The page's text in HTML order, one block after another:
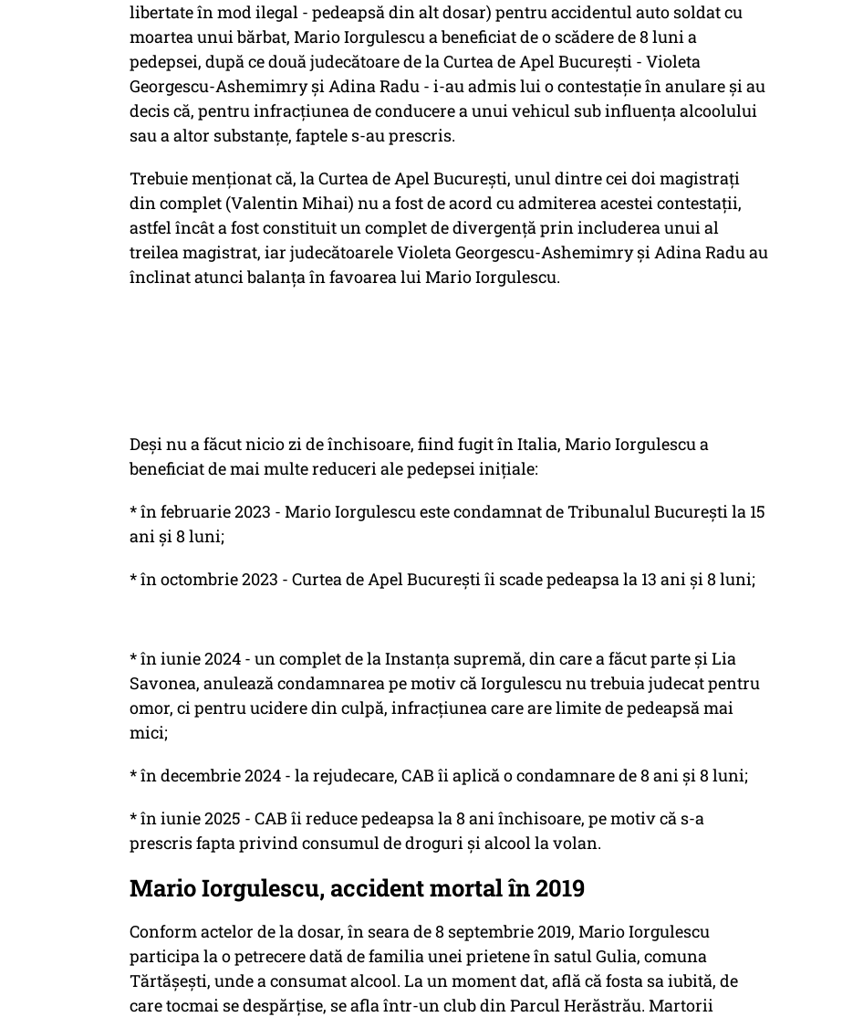
libertate în mod ilegal - pedeapsă din alt dosar) pentru accidentul auto soldat cu
moartea unui bărbat, Mario Iorgulescu a beneficiat de o scădere de 8 luni a
pedepsei, după ce două judecătoare de la Curtea de Apel Bucureşti - Violeta
Georgescu-Ashemimry şi Adina Radu - i-au admis lui o contestaţie în anulare şi au
decis că, pentru infracţiunea de conducere a unui vehicul sub influenţa alcoolului
sau a altor substanţe, faptele s-au prescris.
Trebuie menţionat că, la Curtea de Apel Bucureşti, unul dintre cei doi magistraţi
din complet (Valentin Mihai) nu a fost de acord cu admiterea acestei contestaţii,
astfel încât a fost constituit un complet de divergenţă prin includerea unui al
treilea magistrat, iar judecătoarele Violeta Georgescu-Ashemimry şi Adina Radu au
înclinat atunci balanţa în favoarea lui Mario Iorgulescu.
Deşi nu a făcut nicio zi de închisoare, fiind fugit în Italia, Mario Iorgulescu a
beneficiat de mai multe reduceri ale pedepsei iniţiale:
* în februarie 2023 - Mario Iorgulescu este condamnat de Tribunalul Bucureşti la 15
ani şi 8 luni;
* în octombrie 2023 - Curtea de Apel Bucureşti îi scade pedeapsa la 13 ani şi 8 luni;
* în iunie 2024 - un complet de la Instanţa supremă, din care a făcut parte şi Lia
Savonea, anulează condamnarea pe motiv că Iorgulescu nu trebuia judecat pentru
omor, ci pentru ucidere din culpă, infracţiunea care are limite de pedeapsă mai
mici;
* în decembrie 2024 - la rejudecare, CAB îi aplică o condamnare de 8 ani şi 8 luni;
* în iunie 2025 - CAB îi reduce pedeapsa la 8 ani închisoare, pe motiv că s-a
prescris fapta privind consumul de droguri şi alcool la volan.
Mario Iorgulescu, accident mortal în 2019
Conform actelor de la dosar, în seara de 8 septembrie 2019, Mario Iorgulescu
participa la o petrecere dată de familia unei prietene în satul Gulia, comuna
Tărtăşeşti, unde a consumat alcool. La un moment dat, află că fosta sa iubită, de
care tocmai se despărţise, se afla într-un club din Parcul Herăstrău. Martorii